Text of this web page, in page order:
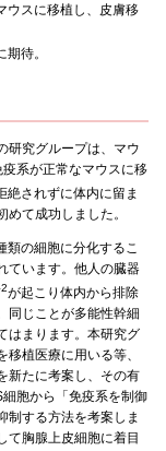
ウスに移植し、皮膚移
待。
研究グループは、マウ
系が正常なマウスに移
絶されずに体内に留ま
て成功しました。
類の細胞に分化するこ
ています。他人の臓器
2が起こり体内から排除
同じことが多能性幹細
はまります。本研究グ
植医療に用いる等、
新たに考案し、その有
胞から「免疫系を制御
制する方法を考案しま
て胸腺上皮細胞に着目